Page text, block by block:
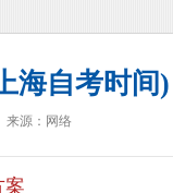
海自考时间)
来源：网络
案